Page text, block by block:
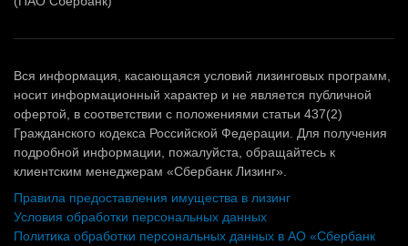
Вся информация, касающаяся условий лизинговых программ,
носит информационный характер и не является публичной
офертой, в соответствии с положениями статьи 437(2)
Гражданского кодекса Российской Федерации. Для получения
подробной информации, пожалуйста, обращайтесь к
клиентским менеджерам «Сбербанк Лизинг».
Правила предоставления имущества в лизинг
Условия обработки персональных данных
Политика обработки персональных данных в АО «Сбербанк